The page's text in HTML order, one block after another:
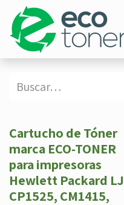
Ir al contenido
Cartucho de Tóner
marca ECO-TONER
para impresoras
Hewlett Packard LJ
CP1525, CM1415,